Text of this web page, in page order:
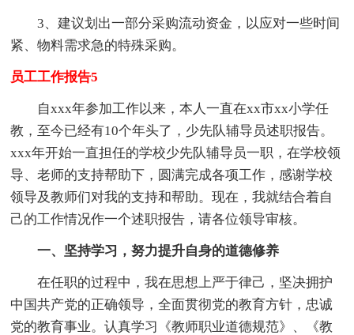
3、建议划出一部分采购流动资金，以应对一些时间
紧、物料需求急的特殊采购。
员工工作报告5
自xxx年参加工作以来，本人一直在xx市xx小学任
教，至今已经有10个年头了，少先队辅导员述职报告。
xxx年开始一直担任的学校少先队辅导员一职，在学校领
导、老师的支持帮助下，圆满完成各项工作，感谢学校
领导及教师们对我的支持和帮助。现在，我就结合着自
己的工作情况作一个述职报告，请各位领导审核。
一、坚持学习，努力提升自身的道德修养
在任职的过程中，我在思想上严于律己，坚决拥护
中国共产党的正确领导，全面贯彻党的教育方针，忠诚
党的教育事业。认真学习《教师职业道德规范》、《教